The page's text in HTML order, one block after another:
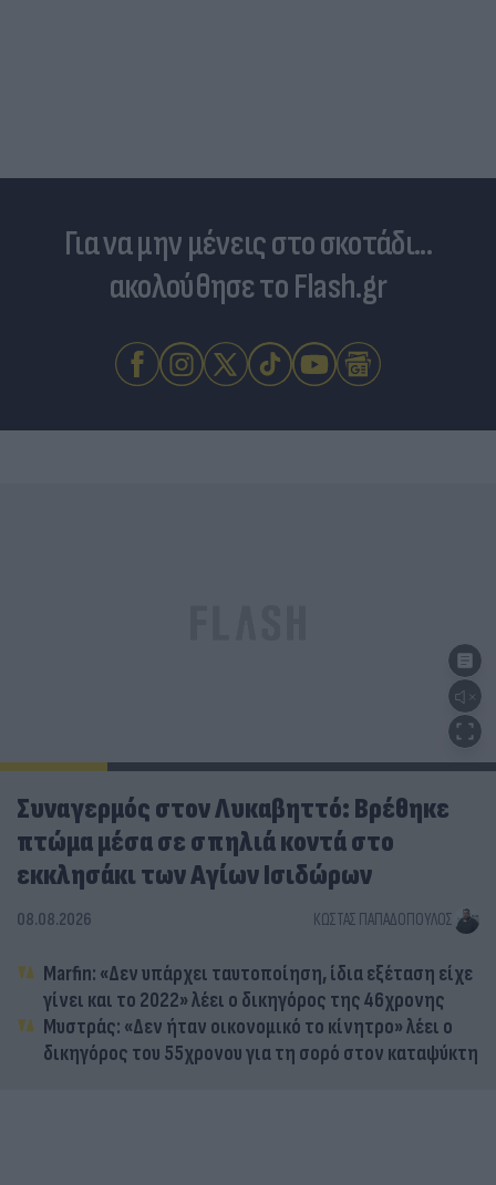
Για να μην μένεις στο σκοτάδι...
ακολούθησε το Flash.gr
Συναγερμός στον Λυκαβηττό: Βρέθηκε
πτώμα μέσα σε σπηλιά κοντά στο
εκκλησάκι των Αγίων Ισιδώρων
08.08.2026 ΚΏΣΤΑΣ ΠΑΠΑΔΌΠΟΥΛΟΣ
Marfin: «Δεν υπάρχει ταυτοποίηση, ίδια εξέταση είχε
γίνει και το 2022» λέει ο δικηγόρος της 46χρονης
Μυστράς: «Δεν ήταν οικονομικό το κίνητρο» λέει ο
δικηγόρος του 55χρονου για τη σορό στον καταψύκτη